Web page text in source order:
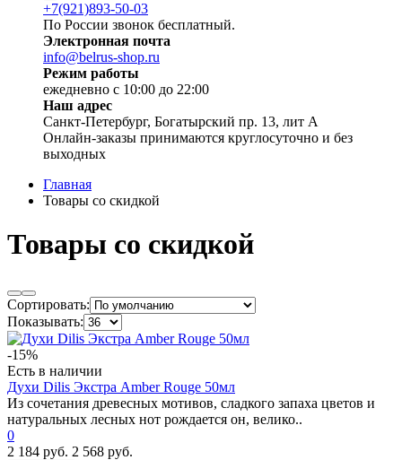
+7(921)893-50-03
По России звонок бесплатный.
Электронная почта
info@belrus-shop.ru
Режим работы
ежедневно с 10:00 до 22:00
Наш адрес
Санкт-Петербург, Богатырский пр. 13, лит А
Онлайн-заказы принимаются круглосуточно и без
выходных
Главная
Товары со скидкой
Товары со скидкой
Сортировать:
Показывать:
-15%
Есть в наличии
Духи Dilis Экстра Amber Rouge 50мл
Из сочетания древесных мотивов, сладкого запаха цветов и
натуральных лесных нот рождается он, велико..
0
2 184 руб. 2 568 руб.